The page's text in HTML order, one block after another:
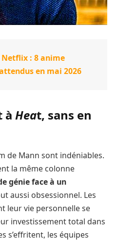
Netflix : 8 anime
en mai 2026
à Heat, sans en
de Mann sont indéniables.
la même colonne
génie face à un
aussi obsessionnel. Les
leur vie personnelle se
investissement total dans
s’effritent, les équipes